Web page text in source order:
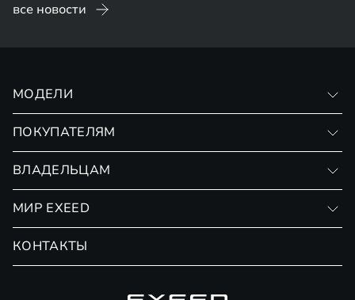
все новости
МОДЕЛИ
ПОКУПАТЕЛЯМ
Страхование
ВЛАДЕЛЬЦАМ
Сервис
МИР EXEED
КОНТАКТЫ